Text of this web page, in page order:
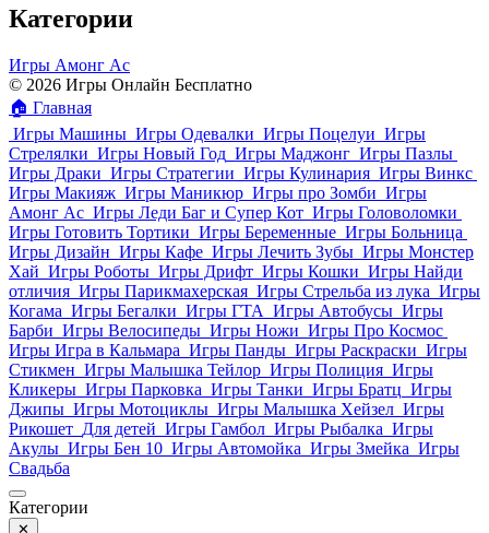
Категории
Игры Амонг Ас
© 2026 Игры Онлайн Бесплатно
🏠 Главная
Игры Машины Игры Одевалки Игры Поцелуи Игры
Стрелялки Игры Новый Год Игры Маджонг Игры Пазлы
Игры Драки Игры Стратегии Игры Кулинария Игры Винкс
Игры Макияж Игры Маникюр Игры про Зомби Игры
Амонг Ас Игры Леди Баг и Супер Кот Игры Головоломки
Игры Готовить Тортики Игры Беременные Игры Больница
Игры Дизайн Игры Кафе Игры Лечить Зубы Игры Монстер
Хай Игры Роботы Игры Дрифт Игры Кошки Игры Найди
отличия Игры Парикмахерская Игры Стрельба из лука Игры
Когама Игры Бегалки Игры ГТА Игры Автобусы Игры
Барби Игры Велосипеды Игры Ножи Игры Про Космос
Игры Игра в Кальмара Игры Панды Игры Раскраски Игры
Стикмен Игры Малышка Тейлор Игры Полиция Игры
Кликеры Игры Парковка Игры Танки Игры Братц Игры
Джипы Игры Мотоциклы Игры Малышка Хейзел Игры
Рикошет Для детей Игры Гамбол Игры Рыбалка Игры
Акулы Игры Бен 10 Игры Автомойка Игры Змейка Игры
Свадьба
Категории
✕